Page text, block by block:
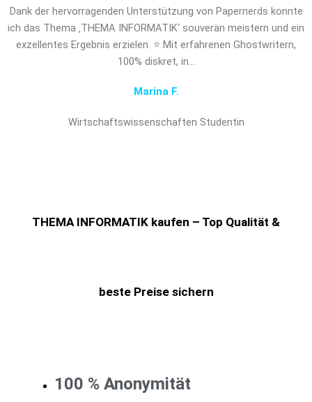
Dank der hervorragenden Unterstützung von Papernerds konnte
ich das Thema ‚THEMA INFORMATIK‘ souverän meistern und ein
exzellentes Ergebnis erzielen. ⭐ Mit erfahrenen Ghostwritern,
100% diskret, in…
Marina F.
Wirtschaftswissenschaften Studentin
THEMA INFORMATIK kaufen – Top Qualität &
beste Preise sichern
100 % Anonymität